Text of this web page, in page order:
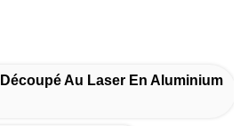
Au Laser En Aluminium